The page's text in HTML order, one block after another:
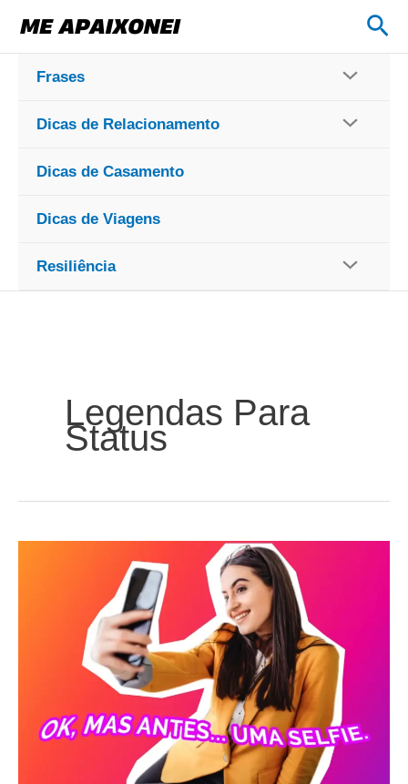
para
conteúdo
Frases
Dicas de Relacionamento
Dicas de Casamento
Dicas de Viagens
Resiliência
Legendas Para
Status